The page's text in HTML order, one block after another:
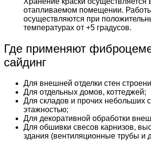
отапливаемом помещении.
осуществляются при
температурах от +5 градусов.
Где применяют
сайдинг
Для внешней отделки стен
Для отдельных домов, коттеджей;
Для складов и прочих небольших
этажностью;
Для декоративной обработки
Для обшивки свесов карнизов,
здания (вентиляционные трубы и